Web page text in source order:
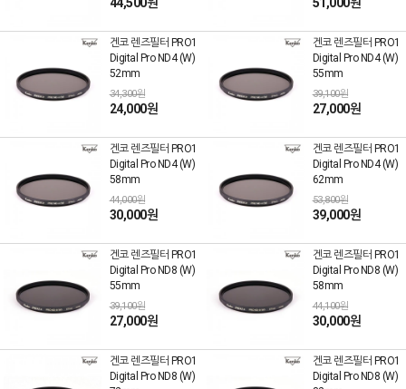
겐코 렌즈필터 PRO1
Digital Pro ND4 (W)
52mm
34,300원
24,000원
겐코 렌즈필터 PRO1
Digital Pro ND4 (W)
55mm
39,100원
27,000원
겐코 렌즈필터 PRO1
Digital Pro ND4 (W)
58mm
44,000원
30,000원
겐코 렌즈필터 PRO1
Digital Pro ND4 (W)
62mm
53,800원
39,000원
겐코 렌즈필터 PRO1
Digital Pro ND8 (W)
55mm
39,100원
27,000원
겐코 렌즈필터 PRO1
Digital Pro ND8 (W)
58mm
44,100원
30,000원
겐코 렌즈필터 PRO1
Digital Pro ND8 (W)
겐코 렌즈필터 PRO1
Digital Pro ND8 (W)